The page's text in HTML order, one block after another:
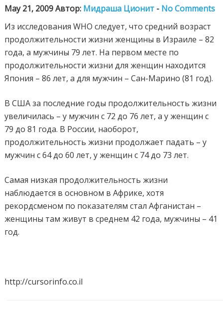
May 21, 2009 Автор: Мидраша Ционит - No Comments
Из исследования WHO следует, что средний возраст
продолжительности жизни женщины в Израиле – 82
года, а мужчины 79 лет. На первом месте по
продолжительности жизни для женщин находится
Япония – 86 лет, а для мужчин – Сан-Марино (81 год).
В США за последние годы продолжительность жизни
увеличилась – у мужчин с 72 до 76 лет, а у женщин с
79 до 81 года. В России, наоборот,
продолжительность жизни продолжает падать – у
мужчин с 64 до 60 лет, у женщин с 74 до 73 лет.
Самая низкая продолжительность жизни
наблюдается в основном в Африке, хотя
рекордсменом по показателям стал Афганистан –
женщины там живут в среднем 42 года, мужчины – 41
год.
http://cursorinfo.co.il